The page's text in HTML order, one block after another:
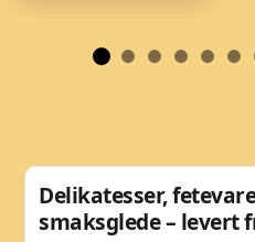
Delikatesser,
smaksglede – levert